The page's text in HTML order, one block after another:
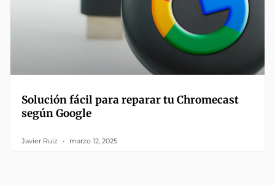
Solución fácil para reparar tu Chromecast
según Google
Javier Ruiz marzo 12, 2025